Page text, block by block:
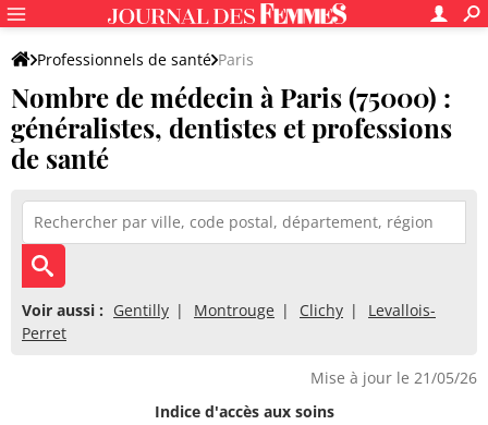
Professionnels de santé Paris
Nombre de médecin à Paris (75000) :
généralistes, dentistes et professions
de santé
Voir aussi : Gentilly Montrouge Clichy
Levallois-
Perret
Mise à jour le 21/05/26
Indice d'accès aux soins